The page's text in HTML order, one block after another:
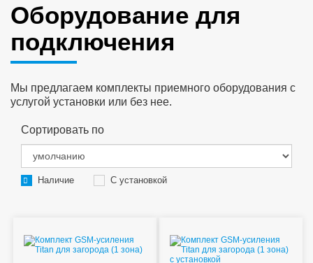
Оборудование для
подключения
Мы предлагаем комплекты приемного оборудования с
услугой установки или без нее.
Сортировать по
Наличие С установкой